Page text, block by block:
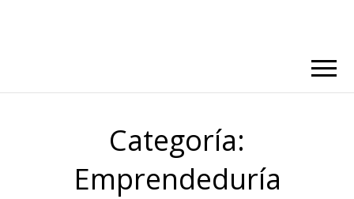
Categoría:
Emprendeduría